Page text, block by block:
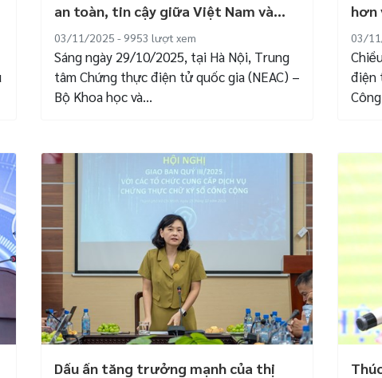
an toàn, tin cậy giữa Việt Nam và...
03/11/2025 - 9953 lượt xem
Sáng ngày 29/10/2025, tại Hà Nội, Trung
tâm Chứng thực điện tử quốc gia (NEAC) –
Bộ Khoa học và...
hơn
03/
điện
Dấu ấn tăng trưởng mạnh của thị